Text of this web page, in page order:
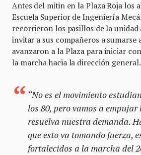
Antes del mitin en la Plaza Roja los
Escuela Superior de Ingeniería
recorrieron los pasillos de la unidad
invitar a sus compañeros a sumarse
avanzaron a la Plaza para iniciar
la marcha hacia la dirección general.
“No es el movimiento
los 80, pero vamos a empujar
resuelva nuestra demanda.
que esto va tomando fuerza,
fortalecidos a la marcha del